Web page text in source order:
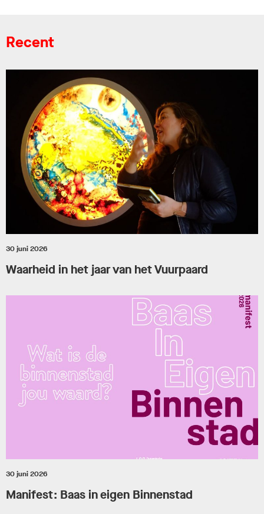
Recent
30 juni 2026
Waarheid in het jaar van het Vuurpaard
30 juni 2026
Manifest: Baas in eigen Binnenstad